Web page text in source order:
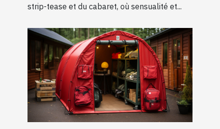
strip-tease et du cabaret, où sensualité et...